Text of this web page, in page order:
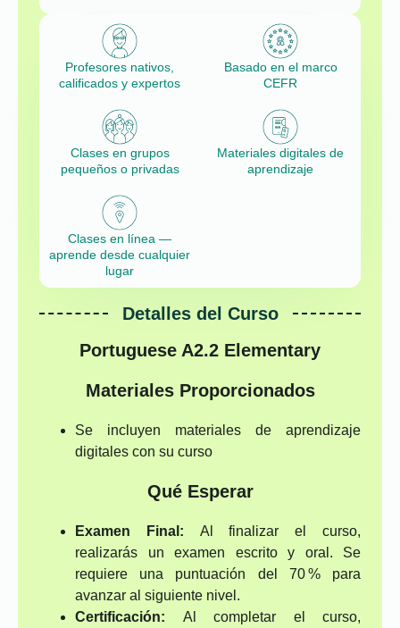
Profesores nativos,
calificados y expertos
Basado en el marco
CEFR
Clases en grupos
pequeños o privadas
Materiales digitales de
aprendizaje
Clases en línea —
aprende desde cualquier
lugar
Detalles del Curso
Portuguese A2.2 Elementary
Materiales Proporcionados
Se incluyen materiales de aprendizaje
digitales con su curso
Qué Esperar
Examen Final: Al finalizar el curso,
realizarás un examen escrito y oral. Se
requiere una puntuación del 70 % para
avanzar al siguiente nivel.
Certificación: Al completar el curso,